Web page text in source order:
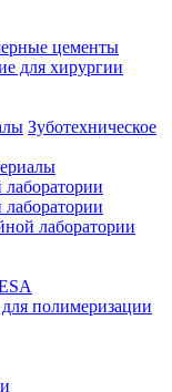
цементы
для хирургии
Зуботехническое
лаборатории
полимеризации